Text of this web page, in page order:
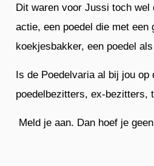
Dit waren voor Jussi toch
actie, een poedel die met
koekjesbakker, een poedel
Is de Poedelvaria al bij jou
poedelbezitters, ex-bezitters,
Meld je aan. Dan hoef je